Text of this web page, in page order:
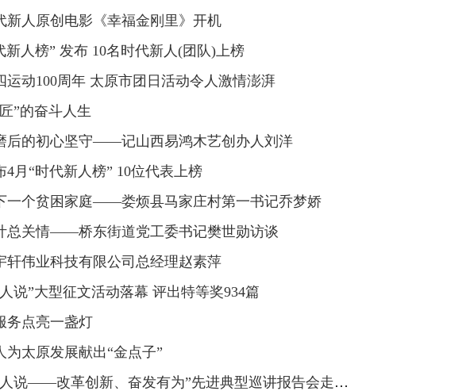
新人原创电影《幸福金刚里》开机
新人榜” 发布 10名时代新人(团队)上榜
运动100周年 太原市团日活动令人激情澎湃
”的奋斗人生
后的初心坚守——记山西易鸿木艺创办人刘洋
4月“时代新人榜” 10位代表上榜
一个贫困家庭——娄烦县马家庄村第一书记乔梦娇
总关情——桥东街道党工委书记樊世勋访谈
轩伟业科技有限公司总经理赵素萍
说”大型征文活动落幕 评出特等奖934篇
务点亮一盏灯
为太原发展献出“金点子”
“时代新人说——改革创新、奋发有为”先进典型巡讲报告会走进六味斋